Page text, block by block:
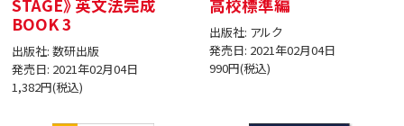
STAGE》 英文法完成
BOOK 3
出版社: 数研出版
発売日: 2021年02月04日
1,382円(税込)
高校標準編
出版社: アルク
発売日: 2021年02月04日
990円(税込)